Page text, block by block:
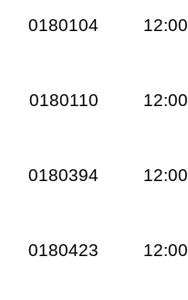
0180104 12:00
0180110 12:00
0180394 12:00
0180423 12:00